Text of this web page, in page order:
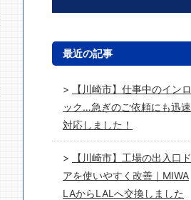
最近の記事
【川崎市】仕事中のインロ
ック…急ぎのご依頼にも迅速
対応しました！
【川崎市】工場の出入口ド
アを使いやすく改善｜MIWA
LAからLALへ交換しました